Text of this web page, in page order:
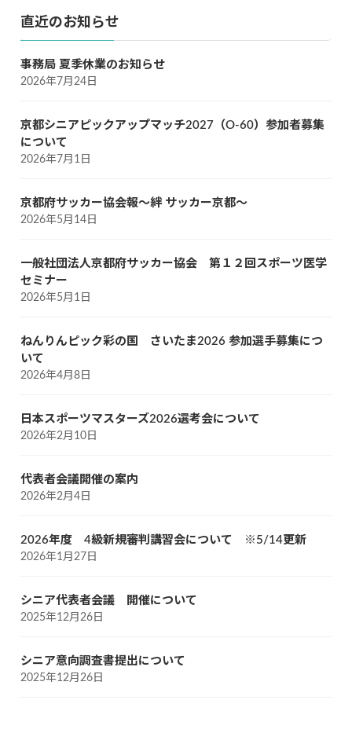
の
ペ
ー
送
り
ジ
ジ
ジ
直近のお知らせ
事務局 夏季休業のお知らせ
2026年7月24日
京都シニアピックアップマッチ2027（O-60）参加者募集
について
2026年7月1日
京都府サッカー協会報～絆 サッカー京都～
2026年5月14日
一般社団法人京都府サッカー協会 第１２回スポーツ医学
セミナー
2026年5月1日
ねんりんピック彩の国 さいたま2026 参加選手募集につ
いて
2026年4月8日
日本スポーツマスターズ2026選考会について
2026年2月10日
代表者会議開催の案内
2026年2月4日
2026年度 4級新規審判講習会について ※5/14更新
2026年1月27日
シニア代表者会議 開催について
2025年12月26日
シニア意向調査書提出について
2025年12月26日